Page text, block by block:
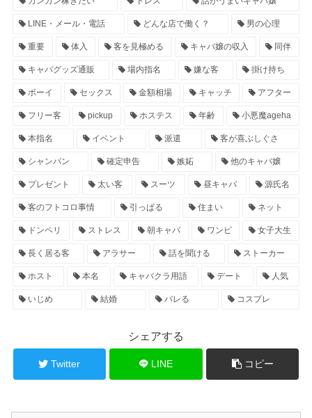
LINE・メール・電話 どんな店で働く？ 男の心理
重要 体入 客を見極める キャバ嬢の収入 同伴
キャバグッズ通販 場内指名 嫌な客 掛け持ち
ボーイ セックス 金額相場 キャッチ アフター
フリー客 pickup ホステス 年齢 小悪魔ageha
本指名 イベント 派遣 客が喜ぶしぐさ
シャンパン 確定申告 嫉妬 他のキャバ嬢
プレゼント 太い客 スーツ 昼キャバ 源氏名
客のフトコロ事情 引っぱる 住まい ネット
ドンペリ ストレス 朝キャバ ワンピ 女子大生
長く居る客 アラサー 話を聞ける ストーカー
ホスト 本名 キャバクラ用語 デート 人気
いじめ 結婚 バレる コスプレ
シェアする
Twitter LINE コピー